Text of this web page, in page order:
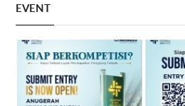
EVENT
Previous